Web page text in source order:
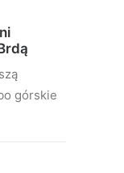
górskie